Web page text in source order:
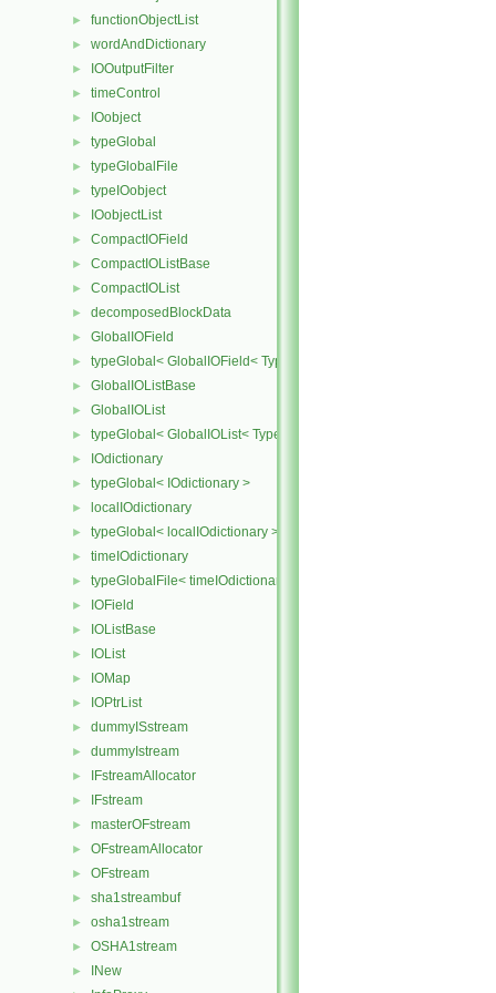
► functionObjectList
► wordAndDictionary
► IOOutputFilter
► timeControl
► IOobject
► typeGlobal
► typeGlobalFile
► typeIOobject
► IOobjectList
► CompactIOField
► CompactIOListBase
► CompactIOList
► decomposedBlockData
► GlobalIOField
► typeGlobal< GlobalIOField< Type > >
► GlobalIOListBase
► GlobalIOList
► typeGlobal< GlobalIOList< Type > >
► IOdictionary
► typeGlobal< IOdictionary >
► localIOdictionary
► typeGlobal< localIOdictionary >
► timeIOdictionary
► typeGlobalFile< timeIOdictionary >
► IOField
► IOListBase
► IOList
► IOMap
► IOPtrList
► dummyISstream
► dummyIstream
► IFstreamAllocator
► IFstream
► masterOFstream
► OFstreamAllocator
► OFstream
► sha1streambuf
► osha1stream
► OSHA1stream
► INew